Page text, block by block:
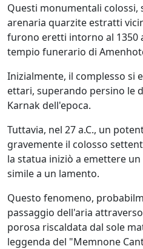
Questi monumentali colossi,
arenaria quarzite estratti
furono eretti intorno al 1350
tempio funerario di
Inizialmente, il complesso si
ettari, superando persino le
Karnak dell'epoca.
Tuttavia, nel 27 a.C., un
gravemente il colosso
la statua iniziò a emettere
simile a un lamento.
Questo fenomeno,
passaggio dell'aria
porosa riscaldata dal sole
leggenda del "Memnone